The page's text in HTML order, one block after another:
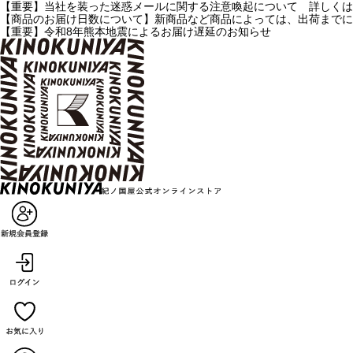
【重要】当社を装った迷惑メールに関する注意喚起について 詳しく
【商品のお届け日数について】新商品など商品によっては、出荷ま
【重要】令和8年熊本地震によるお届け遅延のお知らせ